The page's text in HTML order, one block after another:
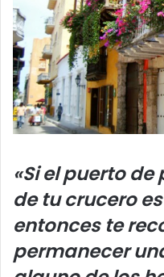
«Si el puerto
de tu crucero
entonces te
permanecer